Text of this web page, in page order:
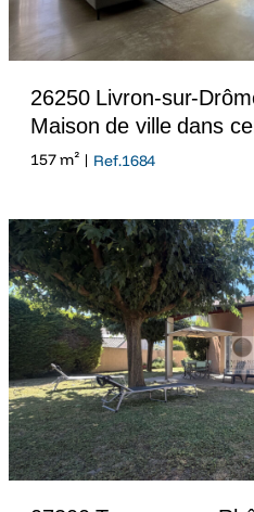
26250 Livron-sur-
Maison de ville dans
157 m² | Ref.1684